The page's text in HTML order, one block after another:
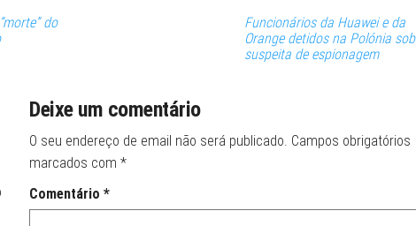
do
Funcionários da Huawei e da
Orange detidos na Polónia sob
suspeita de espionagem
Deixe um comentário
O seu endereço de email não será publicado. Campos obrigatórios
marcados com *
Comentário *